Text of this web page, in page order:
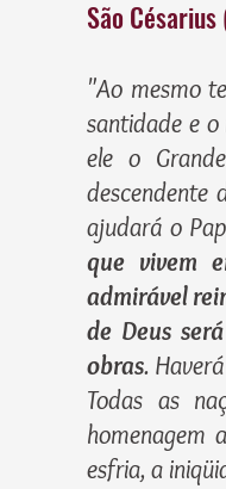
São
"Ao mesmo
santidade e
ele o
descendente
ajudará o
que vivem
admirável
de Deus
obras.
Todas as
homenagem
esfria, a